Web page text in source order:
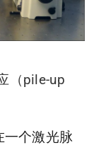
（pile-up
一个激光脉